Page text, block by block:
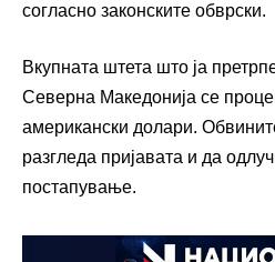
согласно законските обврски.
Вкупната штета што ја
Северна Македонија се
американски долари.
разгледа пријавата и да
постапување.